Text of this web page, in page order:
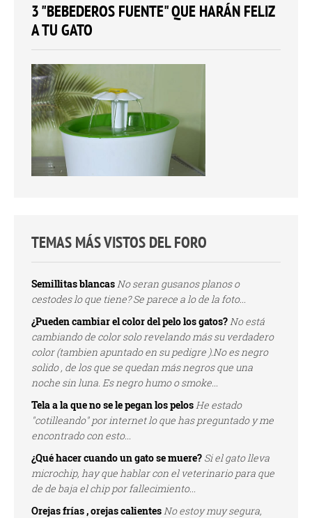
3 "BEBEDEROS FUENTE" QUE HARÁN FELIZ
A TU GATO
TEMAS MÁS VISTOS DEL FORO
Semillitas blancasNo seran gusanos planos o
cestodes lo que tiene? Se parece a lo de la foto...
¿Pueden cambiar el color del pelo los gatos?No está
cambiando de color solo revelando más su verdadero
color (tambien apuntado en su pedigre ).No es negro
solido , de los que se quedan más negros que una
noche sin luna. Es negro humo o smoke...
Tela a la que no se le pegan los pelosHe estado
"cotilleando" por internet lo que has preguntado y me
encontrado con esto...
¿Qué hacer cuando un gato se muere? Si el gato lleva
microchip, hay que hablar con el veterinario para que
de de baja el chip por fallecimiento...
Orejas frías , orejas calientesNo estoy muy segura,